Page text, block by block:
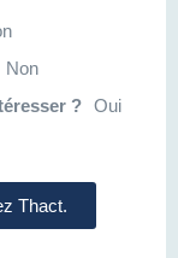
Non
? Oui
Thact.